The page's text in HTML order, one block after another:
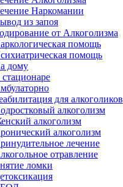
Наркомании
из запоя
от Алкоголизма
помощь
помощь
дому
для алкоголиков
алкоголизм
алкоголизм
алкоголизм
лечение
отравление
ломки